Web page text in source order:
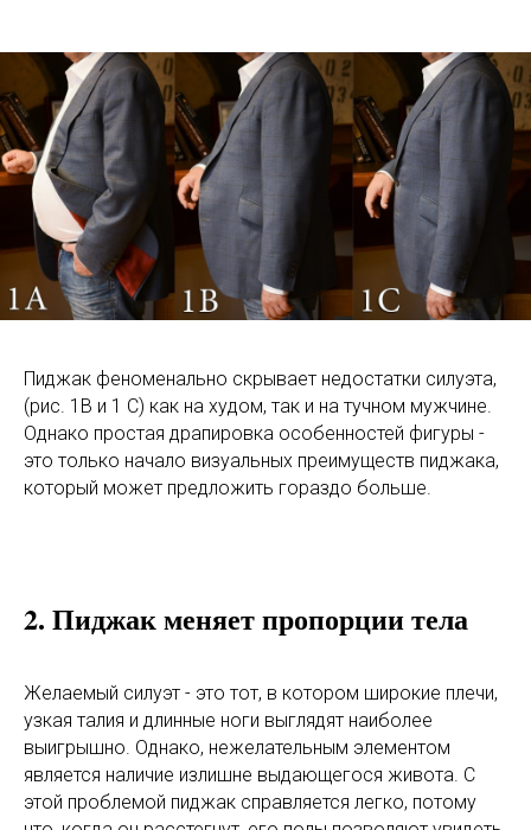
Пиджак феноменально скрывает недостатки силуэта,
(рис. 1B и 1 C) как на худом, так и на тучном мужчине.
Однако простая драпировка особенностей фигуры -
это только начало визуальных преимуществ пиджака,
который может предложить гораздо больше.
2. Пиджак меняет пропорции тела
Желаемый силуэт - это тот, в котором широкие плечи,
узкая талия и длинные ноги выглядят наиболее
выигрышно. Однако, нежелательным элементом
является наличие излишне выдающегося живота. С
этой проблемой пиджак справляется легко, потому